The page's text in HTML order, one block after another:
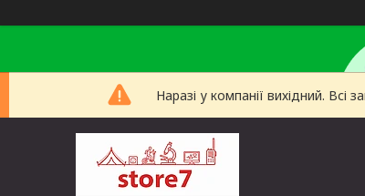
Наразі у компанії вихідний.